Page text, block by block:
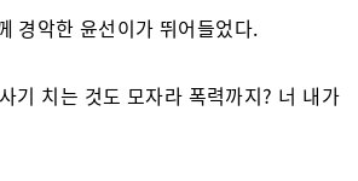
경악한 윤선이가 뛰어들었다.
기 치는 것도 모자라 폭력까지? 너 내가